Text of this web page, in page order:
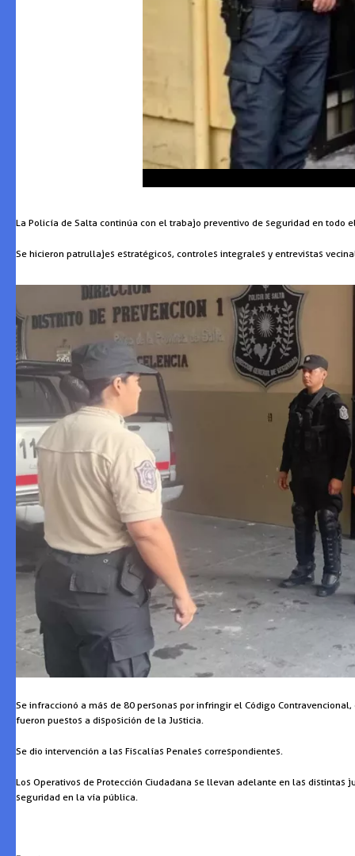
La Policía de Salta continúa con el trabajo preventivo de seguridad en todo
Se hicieron patrullajes estratégicos, controles integrales y entrevistas
Se infraccionó a más de 80 personas por infringir el Código
fueron puestos a disposición de la Justicia.
Se dio intervención a las Fiscalías Penales correspondientes.
Los Operativos de Protección Ciudadana se llevan adelante en las
seguridad en la vía pública.